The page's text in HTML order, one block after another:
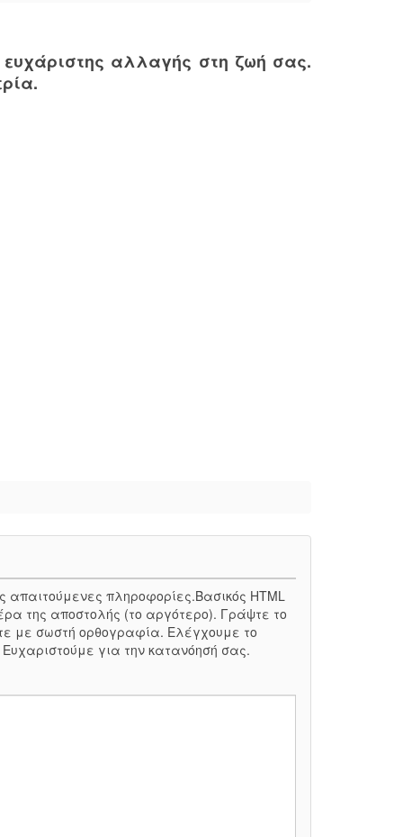
ευχάριστης αλλαγής στη ζωή σας.
απαιτούμενες πληροφορίες.Βασικός HTML
της αποστολής (το αργότερο). Γράψτε το
με σωστή ορθογραφία. Ελέγχουμε το
για την κατανόησή σας.